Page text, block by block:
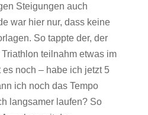
Steigungen auch
war hier nur, dass keine
So tappte der, der
teilnahm etwas im
noch – habe ich jetzt 5
ich noch das Tempo
langsamer laufen? So